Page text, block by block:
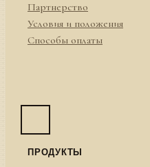
Партнерство
Условия и положения
Способы оплаты
ПРОДУКТЫ